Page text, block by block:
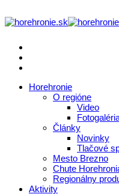
Horehronie
O regióne
Video
Články
Novinky
Tlačové
Mesto Brezno
Chute
Regionálny
Aktivity